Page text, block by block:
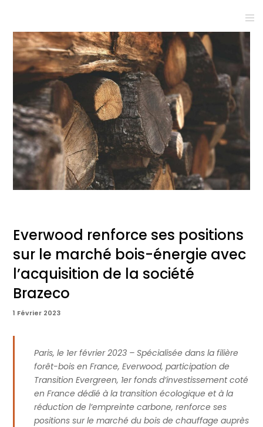
Everwood renforce ses positions
sur le marché bois-énergie avec
l’acquisition de la société
Brazeco
1 Février 2023
Paris, le 1er février 2023 – Spécialisée dans la filière
forêt-bois en France, Everwood, participation de
Transition Evergreen, 1er fonds d’investissement coté
en France dédié à la transition écologique et à la
réduction de l’empreinte carbone, renforce ses
positions sur le marché du bois de chauffage auprès